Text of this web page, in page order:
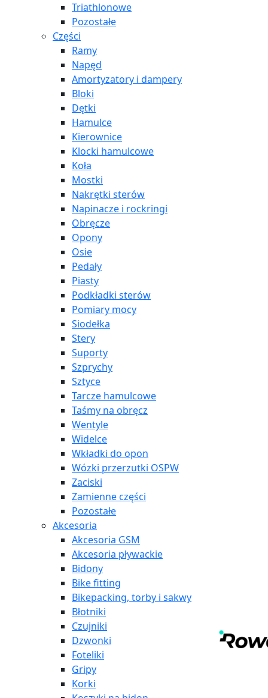
Triathlonowe
Pozostałe
Części
Ramy
Napęd
Amortyzatory i dampery
Bloki
Dętki
Hamulce
Kierownice
Klocki hamulcowe
Koła
Mostki
Nakrętki sterów
Napinacze i rockringi
Obręcze
Opony
Osie
Pedały
Piasty
Podkładki sterów
Pomiary mocy
Siodełka
Stery
Suporty
Szprychy
Sztyce
Tarcze hamulcowe
Taśmy na obręcz
Wentyle
Widelce
Wkładki do opon
Wózki przerzutki OSPW
Zaciski
Zamienne części
Pozostałe
Akcesoria
Akcesoria GSM
Akcesoria pływackie
Bidony
Bike fitting
Bikepacking, torby i sakwy
Błotniki
Czujniki
Dzwonki
Foteliki
Gripy
Korki